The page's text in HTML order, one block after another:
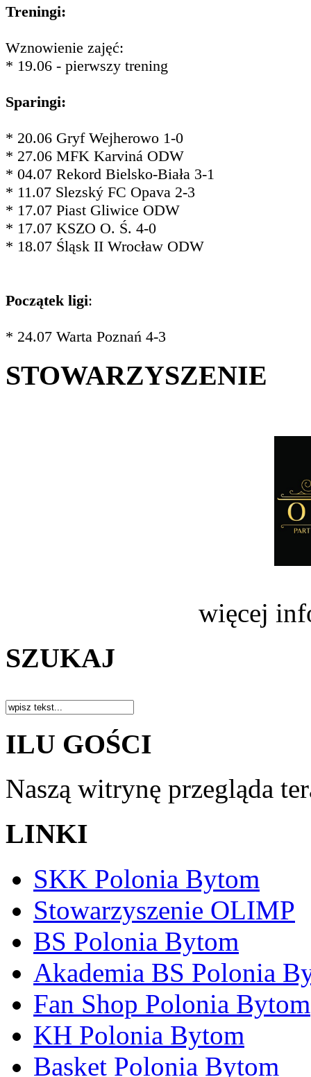
Treningi:
Wznowienie zajęć:
* 19.06 - pierwszy trening
Sparingi:
* 20.06 Gryf Wejherowo 1-0
* 27.06 MFK Karviná ODW
* 04.07 Rekord Bielsko-Biała 3-1
* 11.07 Slezský FC Opava 2-3
* 17.07 Piast Gliwice ODW
* 17.07 KSZO O. Ś. 4-0
* 18.07 Śląsk II Wrocław ODW
Początek ligi:
* 24.07 Warta Poznań 4-3
STOWARZYSZENIE
więcej
SZUKAJ
ILU GOŚCI
Naszą witrynę przegląda
LINKI
SKK Polonia Bytom
Stowarzyszenie OLIMP
BS Polonia Bytom
Akademia BS Polonia
Fan Shop Polonia Bytom
KH Polonia Bytom
Basket Polonia Bytom